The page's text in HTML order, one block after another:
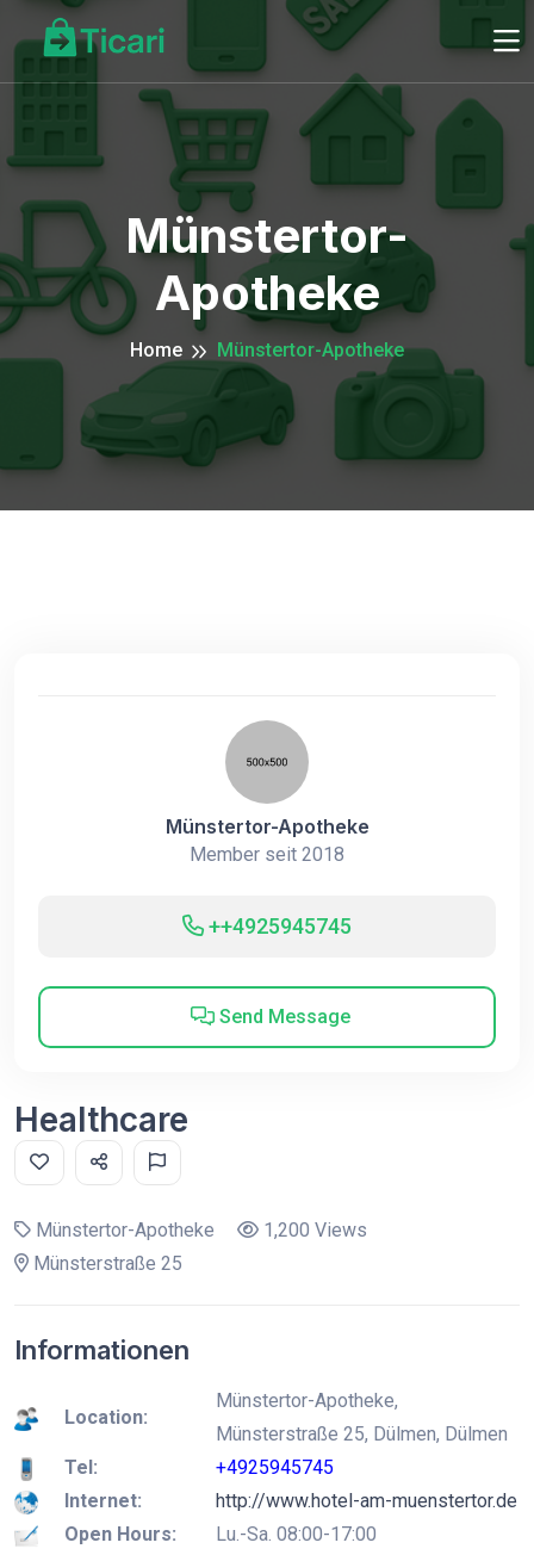
Münstertor-
Apotheke
Home Münstertor-Apotheke
Münstertor-Apotheke
Member seit 2018
++4925945745
Send Message
Healthcare
Münstertor-Apotheke
1,200 Views
Münsterstraße 25
Informationen
Location:
Münstertor-Apotheke,
Münsterstraße 25, Dülmen, Dülmen
Tel:
+4925945745
Internet:
http://www.hotel-am-muenstertor.de
Open Hours:
Lu.-Sa. 08:00-17:00